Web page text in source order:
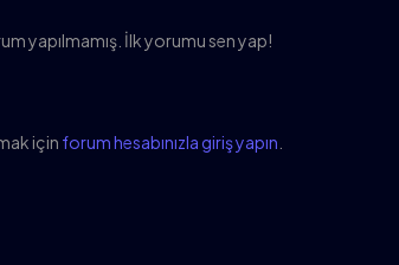
yapılmamış. İlk yorumu sen yap!
için forum hesabınızla giriş yapın